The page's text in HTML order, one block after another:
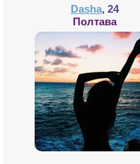
Dasha, 24
Полтава